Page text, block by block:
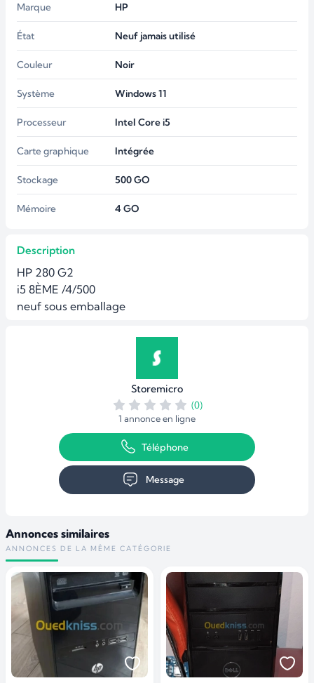
Marque HP
État Neuf jamais utilisé
Couleur Noir
Système Windows 11
Processeur Intel Core i5
Carte graphique Intégrée
Stockage 500GO
Mémoire 4GO
Description
HP 280 G2
i5 8ÈME /4/500
neuf sous emballage
Storemicro
(0)
1 annonce en ligne
Téléphone
Message
Annonces similaires
ANNONCES DE LA MÊME CATÉGORIE